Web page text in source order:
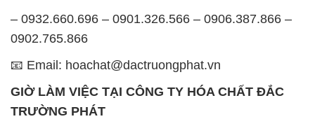
– 0932.660.696 – 0901.326.566 – 0906.387.866 –
0902.765.866
📧 Email: hoachat@dactruongphat.vn
GIỜ LÀM VIỆC TẠI CÔNG TY HÓA CHẤT ĐẮC
TRƯỜNG PHÁT